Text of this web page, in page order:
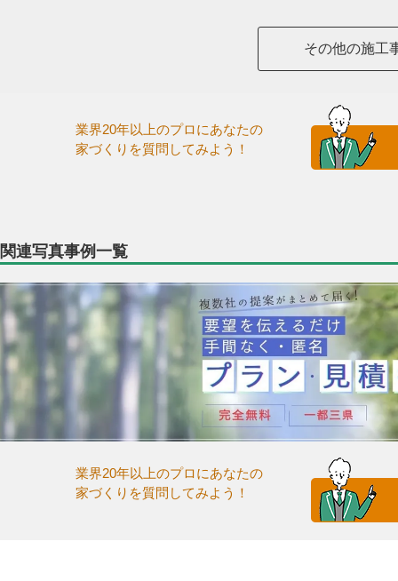
その他の施工
業界20年以上のプロにあなたの
家づくりを質問してみよう！
関連写真事例一覧
業界20年以上のプロにあなたの
家づくりを質問してみよう！